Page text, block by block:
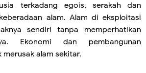
terkadang egois, serakah dan
alam. Alam di eksploitasi
sendiri tanpa memperhatikan
Ekonomi dan pembangunan
alam sekitar.